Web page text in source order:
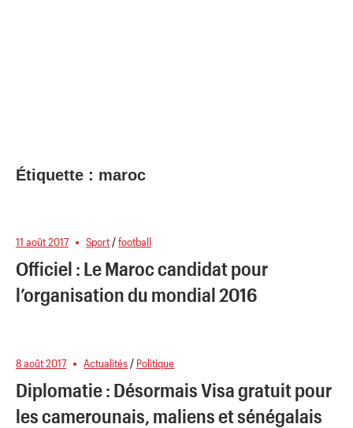
Étiquette : maroc
11 août 2017 Sport /football
Officiel : Le Maroc candidat pour
l’organisation du mondial 2016
8 août 2017 Actualités / Politique
Diplomatie : Désormais Visa gratuit pour
les camerounais, maliens et sénégalais